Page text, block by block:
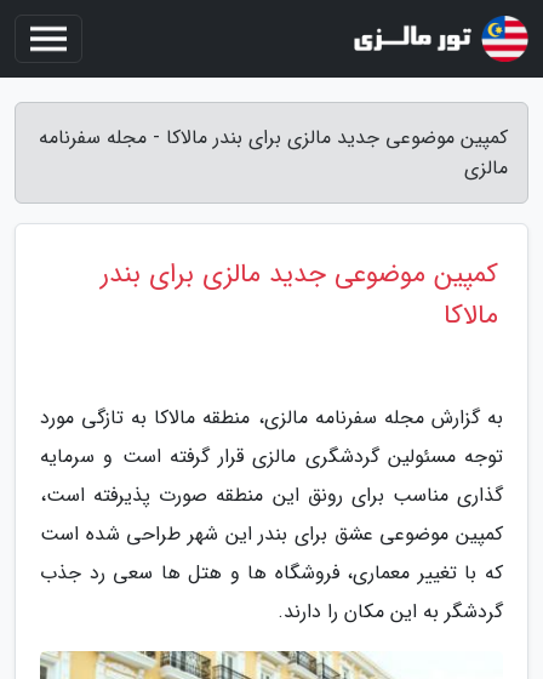
کمپین موضوعی جدید مالزی برای بندر مالاکا - مجله سفرنامه
مالزی
کمپین موضوعی جدید مالزی برای بندر
مالاکا
به گزارش مجله سفرنامه مالزی، منطقه مالاکا به تازگی مورد
توجه مسئولین گردشگری مالزی قرار گرفته است و سرمایه
گذاری مناسب برای رونق این منطقه صورت پذیرفته است،
کمپین موضوعی عشق برای بندر این شهر طراحی شده است
که با تغییر معماری، فروشگاه ها و هتل ها سعی رد جذب
گردشگر به این مکان را دارند.